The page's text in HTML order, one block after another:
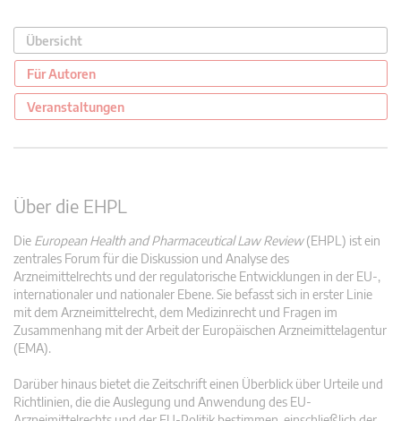
Übersicht
Für Autoren
Veranstaltungen
Über die EHPL
Die European Health and Pharmaceutical Law Review(EHPL) ist ein
zentrales Forum für die Diskussion und Analyse des
Arzneimittelrechts und der regulatorische Entwicklungen in der EU-,
internationaler und nationaler Ebene. Sie befasst sich in erster Linie
mit dem Arzneimittelrecht, dem Medizinrecht und Fragen im
Zusammenhang mit der Arbeit der Europäischen Arzneimittelagentur
(EMA).
Darüber hinaus bietet die Zeitschrift einen Überblick über Urteile und
Richtlinien, die die Auslegung und Anwendung des EU-